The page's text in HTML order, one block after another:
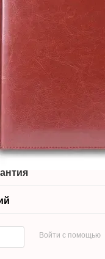
Войти с помощью